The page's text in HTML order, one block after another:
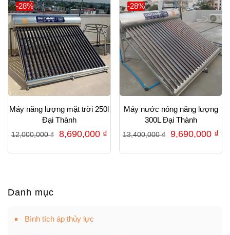
9,400,000 ₫.là:
6,590,000 ₫.
11,200,000 ₫.là:
-28%
Máy năng lượng mặt trời 250l
Đại Thành
12,000,000₫
Giá
8,690,000 ₫Giá
-28%
Máy nước nóng năng lượng
300L Đại Thành
13,400,000₫
Giá
9,690,000 ₫
Danh mục
Bình tích áp thủy lực